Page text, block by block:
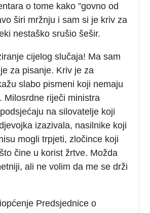
o tome kako ”govno od
širi mržnju i sam si je kriv za
nestaško srušio šešir.
cijelog slučaja! Ma sam
za pisanje. Kriv je za
slabo pismeni koji nemaju
Milosrdne riječi ministra
na silovatelje koji
izazivala, nasilnike koji
mogli trpjeti, zločince koji
čine u korist žrtve. Možda
ali ne volim da me se drži
Predsjednice o